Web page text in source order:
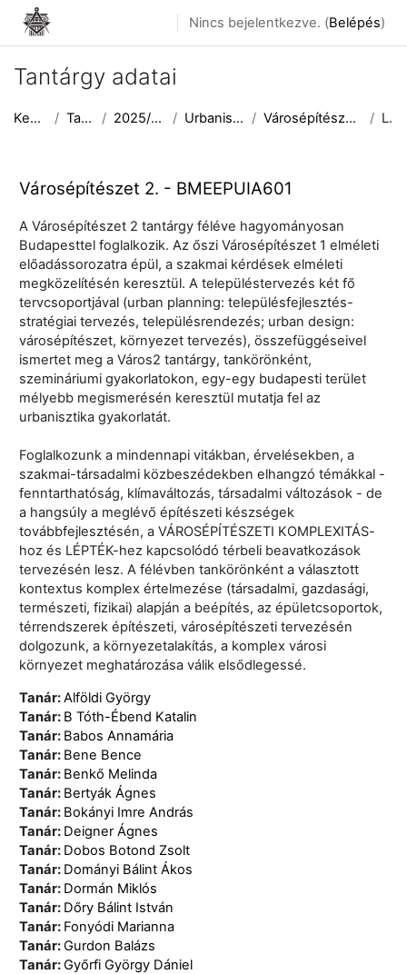
Tovább a fő tartalomhoz
Nincs bejelentkezve. (Belépés)
Tantárgy adatai
Kezdőoldal Tantárgyak 2025/2026 II. félév Urbanisztika Tanszék Városépítészet 2. - BMEEPUIA601 Leírás
Városépítészet 2. - BMEEPUIA601
A Városépítészet 2 tantárgy féléve hagyományosan
Budapesttel foglalkozik. Az őszi Városépítészet 1 elméleti
előadássorozatra épül, a szakmai kérdések elméleti
megközelítésén keresztül. A településtervezés két fő
tervcsoportjával (urban planning: településfejlesztés-
stratégiai tervezés, településrendezés; urban design:
városépítészet, környezet tervezés), összefüggéseivel
ismertet meg a Város2 tantárgy, tankörönként,
szemináriumi gyakorlatokon, egy-egy budapesti terület
mélyebb megismerésén keresztül mutatja fel az
urbanisztika gyakorlatát.
Foglalkozunk a mindennapi vitákban, érvelésekben, a
szakmai-társadalmi közbeszédekben elhangzó témákkal -
fenntarthatóság, klímaváltozás, társadalmi változások - de
a hangsúly a meglévő építészeti készségek
továbbfejlesztésén, a VÁROSÉPÍTÉSZETI KOMPLEXITÁS-
hoz és LÉPTÉK-hez kapcsolódó térbeli beavatkozások
tervezésén lesz. A félévben tankörönként a választott
kontextus komplex értelmezése (társadalmi, gazdasági,
természeti, fizikai) alapján a beépítés, az épületcsoportok,
térrendszerek építészeti, városépítészeti tervezésén
dolgozunk, a környezetalakítás, a komplex városi
környezet meghatározása válik elsődlegessé.
Tanár:Alföldi György
Tanár: B Tóth-Ébend Katalin
Tanár: Babos Annamária
Tanár: Bene Bence
Tanár: Benkő Melinda
Tanár: Bertyák Ágnes
Tanár: Bokányi Imre András
Tanár: Deigner Ágnes
Tanár: Dobos Botond Zsolt
Tanár: Dományi Bálint Ákos
Tanár: Dormán Miklós
Tanár: Dőry Bálint István
Tanár: Fonyódi Marianna
Tanár:Gurdon Balázs
Tanár:Győrfi György Dániel